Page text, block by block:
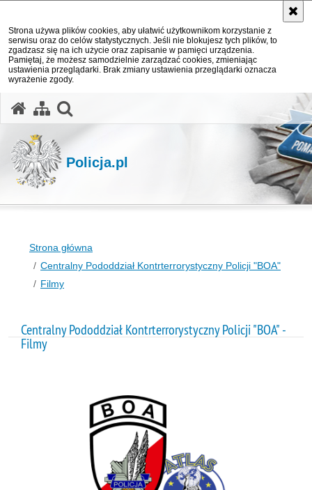
Strona używa plików cookies, aby ułatwić użytkownikom korzystanie z
serwisu oraz do celów statystycznych. Jeśli nie blokujesz tych plików, to
zgadzasz się na ich użycie oraz zapisanie w pamięci urządzenia.
Pamiętaj, że możesz samodzielnie zarządzać cookies, zmieniając
ustawienia przeglądarki. Brak zmiany ustawienia przeglądarki oznacza
wyrażenie zgody.
Policja.pl
Strona główna
Centralny Pododdział Kontrterrorystyczny Policji "BOA"
Filmy
Centralny Pododdział Kontrterrorystyczny Policji "BOA" -
Filmy